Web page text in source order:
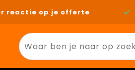
reactie op je offerte